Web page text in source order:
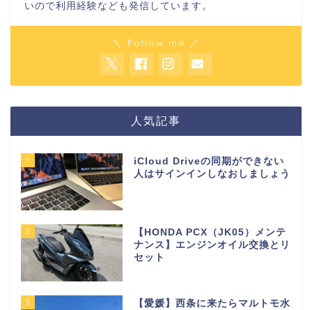
いので利用経験なども発信しています。
＼ Follow me ／
人気記事
1
iCloud Driveの同期ができない
人はサインインしなおしましょう
2
【HONDA PCX（JK05）メンテ
ナンス】エンジンオイル交換とリ
セット
3
【愛媛】西条に来たらマルトモ水